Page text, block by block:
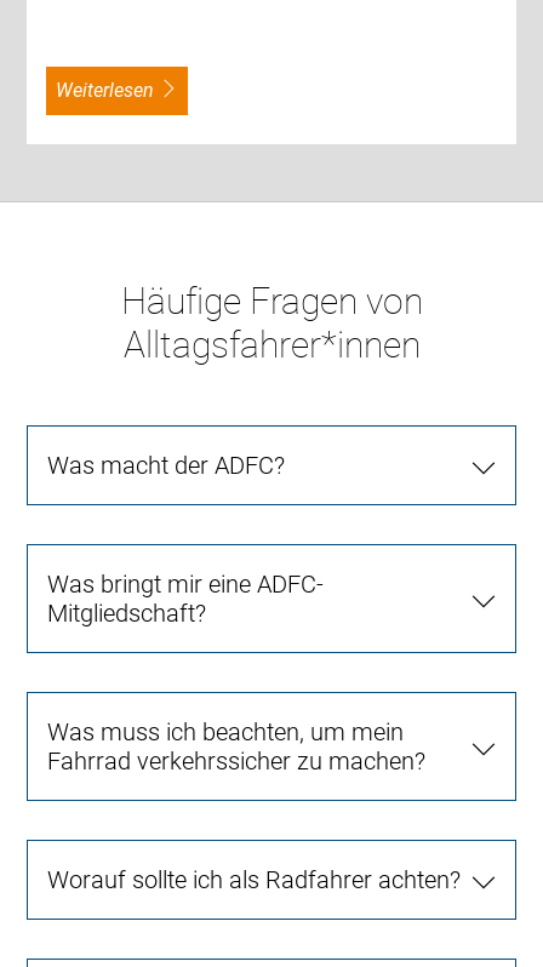
weiterlesen
Häufige Fragen von
Alltagsfahrer*innen
Was macht der ADFC?
Was bringt mir eine ADFC-
Mitgliedschaft?
Was muss ich beachten, um mein
Fahrrad verkehrssicher zu machen?
Worauf sollte ich als Radfahrer achten?